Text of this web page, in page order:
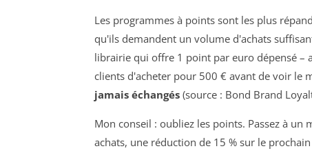
Les programmes à points sont les plus
qu'ils demandent un volume d'achats
librairie qui offre 1 point par euro dépensé –
clients d'acheter pour 500 € avant de voir le
jamais échangés (source : Bond Brand
Mon conseil : oubliez les points. Passez à
achats, une réduction de 15 % sur le